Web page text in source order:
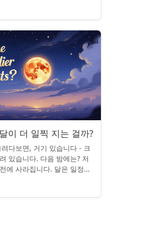
이 더 일찍 지는 걸까?
다보면, 거기 있습니다 - 크
있습니다. 다음 밤에는? 저
에 사라집니다. 달은 일정한
으며, 그럴 만한 좋은 이유가